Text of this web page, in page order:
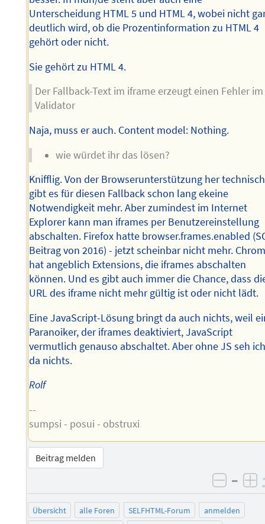
Unterscheidung HTML 5 und HTML 4, wobei nicht
deutlich wird, ob die Prozentinformation zu HTML 4
gehört oder nicht.
Sie gehört zu HTML 4.
Der Fallback-Text im iframe erzeugt einen Fehler im
Validator
Naja, muss er auch. Content model: Nothing.
wie würdet ihr das lösen?
Knifflig. Von der Browserunterstützung her technisch
gibt es für diesen Fallback schon lang ekeine
Notwendigkeit mehr. Aber zumindest im Internet
Explorer kann man iframes per Benutzereinstellung
abschalten. Firefox hatte browser.frames.enabled
Beitrag von 2016) - jetzt scheinbar nicht mehr.
hat angeblich Extensions, die iframes abschalten
können. Und es gibt auch immer die Chance, dass
URL des iframe nicht mehr gültig ist oder nicht lädt.
Eine JavaScript-Lösung bringt da auch nichts, weil
Paranoiker, der iframes deaktiviert, JavaScript
vermutlich genauso abschaltet. Aber ohne JS seh
da nichts.
Rolf
--
sumpsi - posui - obstruxi
Beitrag melden
–
Übersicht alle Foren SELFHTML-Forum
anmelden